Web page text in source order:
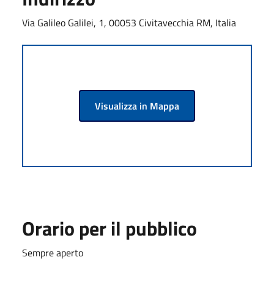
Via Galileo Galilei, 1, 00053 Civitavecchia RM, Italia
Visualizza in Mappa
Orario per il pubblico
Sempre aperto